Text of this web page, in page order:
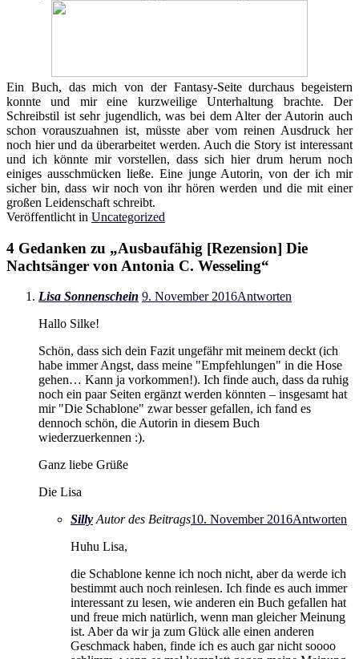
Ein Buch, das mich von der Fantasy-Seite durchaus begeistern
konnte und mir eine kurzweilige Unterhaltung brachte. Der
Schreibstil ist sehr jugendlich, was bei dem Alter der Autorin auch
schon vorauszuahnen ist, müsste aber vom reinen Ausdruck her
noch hier und da überarbeitet werden. Auch die Story ist interessant
und ich könnte mir vorstellen, dass sich hier drum herum noch
einiges ausschmücken ließe. Eine junge Autorin, von der ich mir
sicher bin, dass wir noch von ihr hören werden und die mit einer
großen Leidenschaft schreibt.
Veröffentlicht in Uncategorized
4 Gedanken zu „Ausbaufähig [Rezension] Die
Nachtsänger von Antonia C. Wesseling“
Lisa Sonnenschein 9. November 2016Antworten
Hallo Silke!
Schön, dass sich dein Fazit ungefähr mit meinem deckt (ich
habe immer Angst, dass meine "Empfehlungen" in die Hose
gehen… Kann ja vorkommen!). Ich finde auch, dass da ruhig
noch ein paar Seiten ergänzt werden könnten – insgesamt hat
mir "Die Schablone" zwar besser gefallen, ich fand es
dennoch schön, die Autorin in diesem Buch
wiederzuerkennen :).
Ganz liebe Grüße
Die Lisa
Silly Autor des Beitrags10. November 2016Antworten
Huhu Lisa,
die Schablone kenne ich noch nicht, aber da werde ich
bestimmt auch noch reinlesen. Ich finde es auch immer
interessant zu lesen, wie anderen ein Buch gefallen hat
und freue mich natürlich, wenn man gleicher Meinung
ist. Aber da wir ja zum Glück alle einen anderen
Geschmack haben, finde ich es auch gar nicht soooo